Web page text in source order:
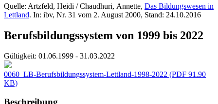
Quelle: Artzfeld, Heidi / Chaudhuri, Annette, Das Bildungswesen in
Lettland. In: ibv, Nr. 31 vom 2. August 2000, Stand: 24.10.2016
Berufsbildungssystem von 1999 bis 2022
Gültigkeit: 01.06.1999 - 31.03.2022
0060_LB-Berufsbildungssystem-Lettland-1998-2022 (PDF 91.90
KB)
Beschreibung